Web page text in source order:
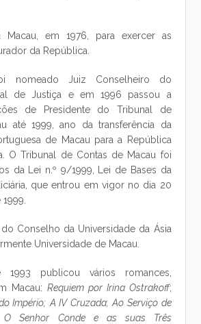
Macau, em 1976, para exercer as
da República.
nomeado Juiz Conselheiro do
de Justiça e em 1996 passou a
de Presidente do Tribunal de
até 1999, ano da transferência da
de Macau para a República
O Tribunal de Contas de Macau foi
da Lei n.º 9/1999, Lei de Bases da
que entrou em vigor no dia 20
Conselho da Universidade da Ásia
Universidade de Macau.
publicou vários romances,
Macau: Requiem por Irina Ostrakoff;
Império; A IV Cruzada; Ao Serviço de
O Senhor Conde e as suas Três